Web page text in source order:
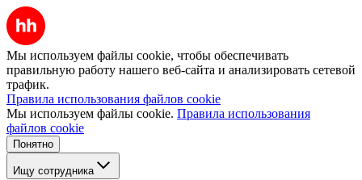
Мы используем файлы cookie, чтобы обеспечивать
правильную работу нашего веб-сайта и анализировать сетевой
трафик.
Правила использования файлов cookie
Мы используем файлы cookie. Правила использования
файлов cookie
Понятно
Ищу сотрудника